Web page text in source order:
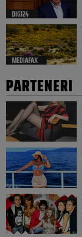
DIGI24
MEDIAFAX
PARTENERI